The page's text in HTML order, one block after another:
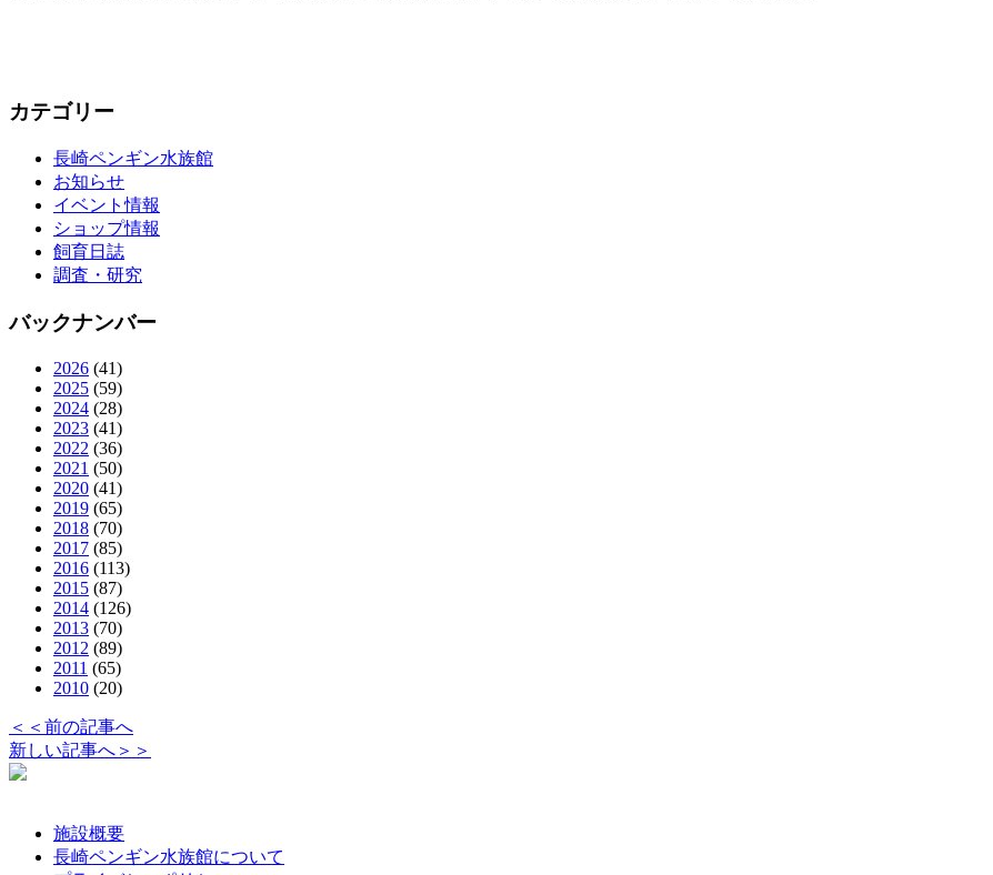
カテゴリー
長崎ペンギン水族館
お知らせ
イベント情報
ショップ情報
飼育日誌
調査・研究
バックナンバー
2026 (41)
2025 (59)
2024 (28)
2023 (41)
2022 (36)
2021 (50)
2020 (41)
2019 (65)
2018 (70)
2017 (85)
2016 (113)
2015 (87)
2014 (126)
2013 (70)
2012 (89)
2011 (65)
2010 (20)
＜＜前の記事へ
新しい記事へ＞＞
施設概要
長崎ペンギン水族館について